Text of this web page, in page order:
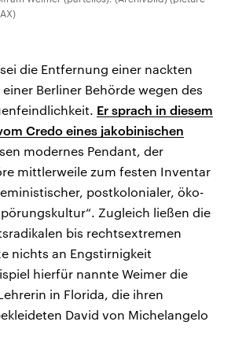
die Entfernung einer nackten
Berliner Behörde wegen des
Er sprach in diesem
Credo eines jakobinischen
modernes Pendant, der
mittlerweile zum festen Inventar
postkolonialer, öko-
Zugleich ließen die
bis rechtsextremen
nichts an Engstirnigkeit
hierfür nannte Weimer die
in Florida, die ihren
David von Michelangelo